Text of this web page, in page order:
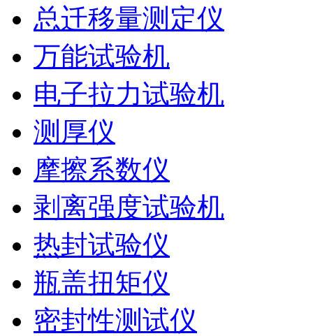
总迁移量测定仪
万能试验机
电子拉力试验机
测厚仪
摩擦系数仪
剥离强度试验机
热封试验仪
瓶盖扭矩仪
密封性测试仪